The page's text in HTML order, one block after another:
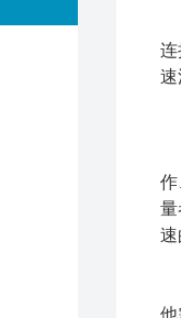
连
速
作
量
速
他